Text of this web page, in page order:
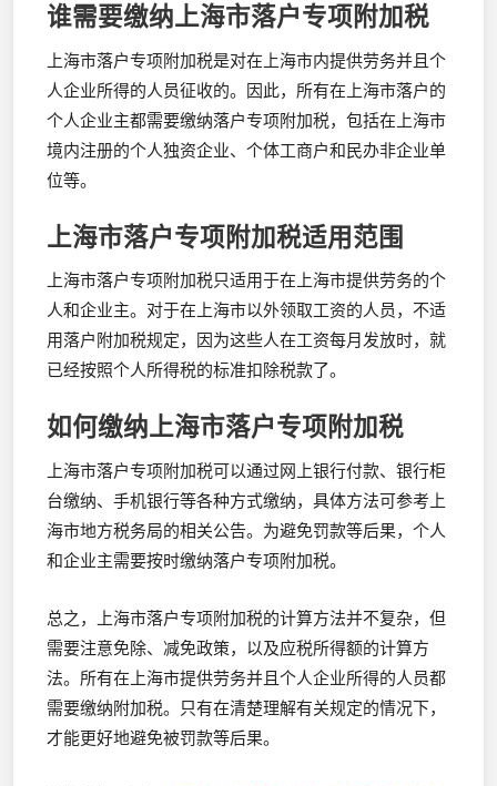
谁需要缴纳上海市落户专项附加税
上海市落户专项附加税是对在上海市内提供劳务并且个
人企业所得的人员征收的。因此，所有在上海市落户的
个人企业主都需要缴纳落户专项附加税，包括在上海市
境内注册的个人独资企业、个体工商户和民办非企业单
位等。
上海市落户专项附加税适用范围
上海市落户专项附加税只适用于在上海市提供劳务的个
人和企业主。对于在上海市以外领取工资的人员，不适
用落户附加税规定，因为这些人在工资每月发放时，就
已经按照个人所得税的标准扣除税款了。
如何缴纳上海市落户专项附加税
上海市落户专项附加税可以通过网上银行付款、银行柜
台缴纳、手机银行等各种方式缴纳，具体方法可参考上
海市地方税务局的相关公告。为避免罚款等后果，个人
和企业主需要按时缴纳落户专项附加税。
总之，上海市落户专项附加税的计算方法并不复杂，但
需要注意免除、减免政策，以及应税所得额的计算方
法。所有在上海市提供劳务并且个人企业所得的人员都
需要缴纳附加税。只有在清楚理解有关规定的情况下，
才能更好地避免被罚款等后果。